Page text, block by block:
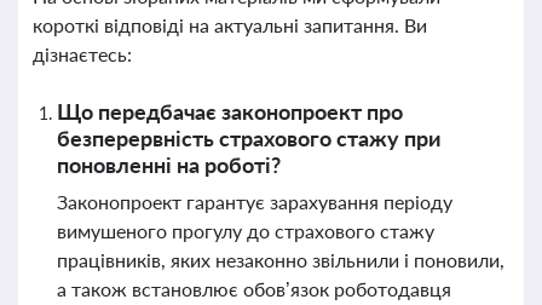
короткі відповіді на актуальні запитання. Ви
дізнаєтесь:
Що передбачає законопроект про
безперервність страхового стажу при
поновленні на роботі?
Законопроект гарантує зарахування періоду
вимушеного прогулу до страхового стажу
працівників, яких незаконно звільнили і поновили,
а також встановлює обов’язок роботодавця